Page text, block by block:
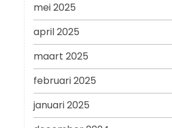
mei 2025
april 2025
maart 2025
februari 2025
januari 2025